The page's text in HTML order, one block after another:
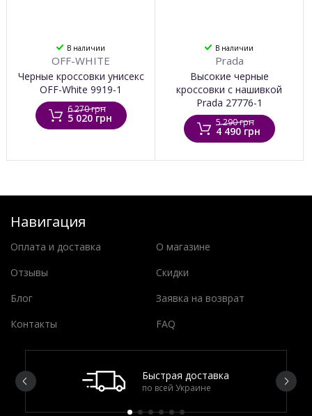
В наличии
OFF-WHITE
Черные кроссовки унисекс
OFF-White 9919-1
6 270 грн
5 020 грн
В наличии
Prada
Высокие черные
кроссовки с нашивкой
Prada 27776-1
5 290 грн
4 490 грн
Навигация
Оплата и доставка
О магазине
Отзывы
Скидки
Блог
Заявка на возврат
Контакты
FAQ
Быстрая доставка
по всей Украине